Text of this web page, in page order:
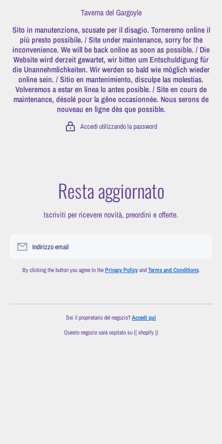
Taverna del Gargoyle
Sito in manutenzione, scusate per il disagio. Torneremo online il
più presto possibile. / Site under maintenance, sorry for the
inconvenience. We will be back online as soon as possible. / Die
Website wird derzeit gewartet, wir bitten um Entschuldigung für
die Unannehmlichkeiten. Wir werden so bald wie möglich wieder
online sein. / Sitio en mantenimiento, disculpe las molestias.
Volveremos a estar en línea lo antes posible. / Site en cours de
maintenance, désolé pour la gêne occasionnée. Nous serons de
nouveau en ligne dès que possible.
Accedi utilizzando la password
Resta aggiornato
Iscriviti per ricevere novità, preordini e offerte.
Indirizzo email
By clicking the button you agree to thePrivacy PolicyandTerms and Conditions.
Sei il proprietario del negozio?Accedi qui
Questo negozio sarà ospitato su {{ shopify }}